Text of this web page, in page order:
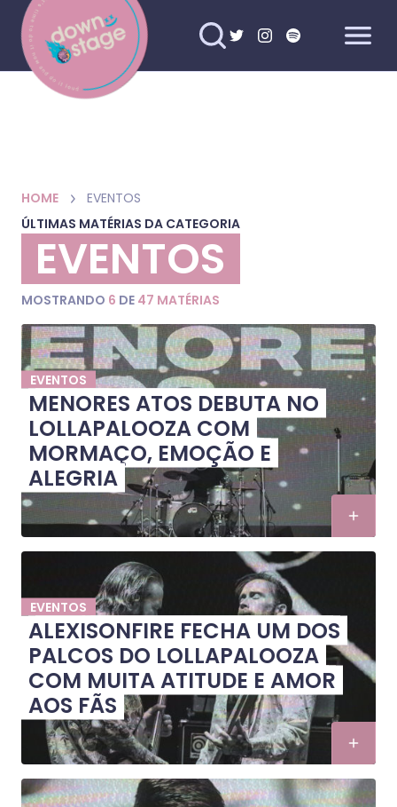
HOME
EVENTOS
ÚLTIMAS MATÉRIAS DA CATEGORIA
EVENTOS
MOSTRANDO 6 DE 47 MATÉRIAS
EVENTOS
MENORES ATOS DEBUTA NO
LOLLAPALOOZA COM
MORMAÇO, EMOÇÃO E
ALEGRIA
EVENTOS
ALEXISONFIRE FECHA UM DOS
PALCOS DO LOLLAPALOOZA
COM MUITA ATITUDE E AMOR
AOS FÃS